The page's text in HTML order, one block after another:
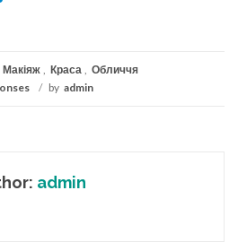
Макіяж , Краса , Обличчя
/ by admin
admin